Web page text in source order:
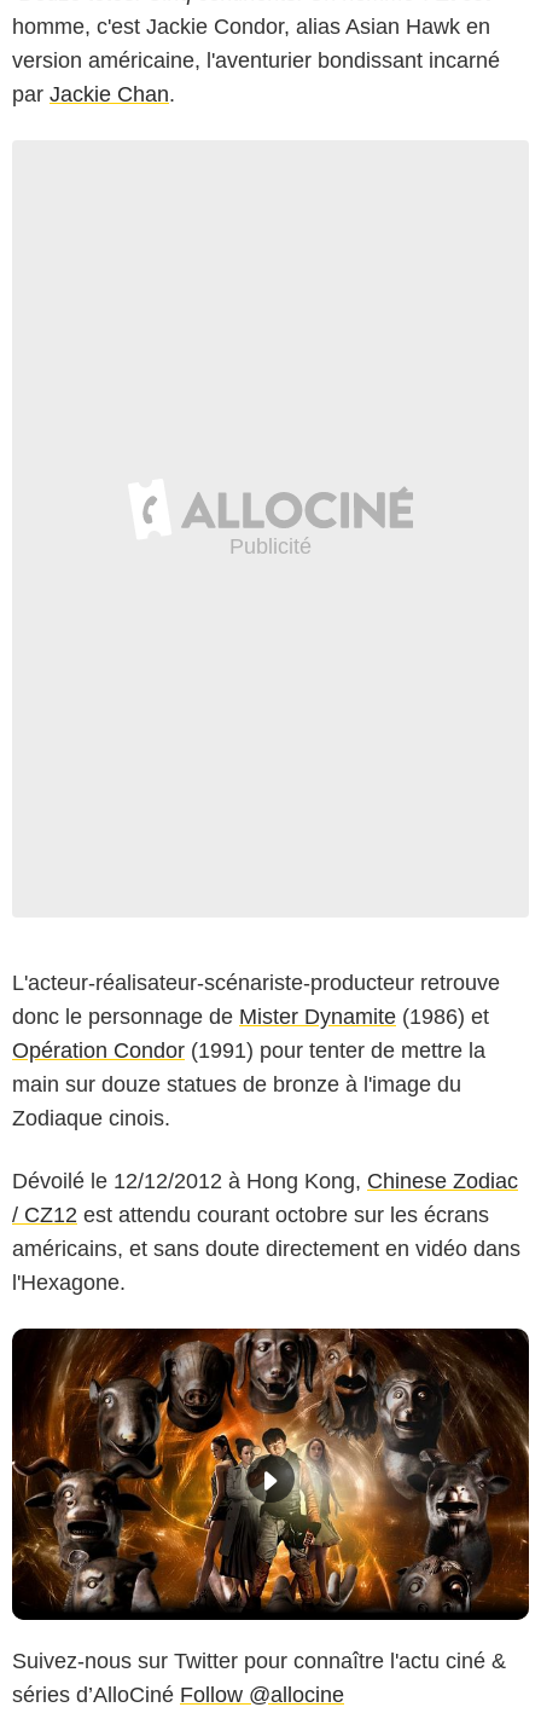
homme, c'est Jackie Condor, alias Asian Hawk en
version américaine, l'aventurier bondissant incarné
par Jackie Chan.
L'acteur-réalisateur-scénariste-producteur retrouve
donc le personnage de Mister Dynamite (1986) et
Opération Condor (1991) pour tenter de mettre la
main sur douze statues de bronze à l'image du
Zodiaque cinois.
Dévoilé le 12/12/2012 à Hong Kong, Chinese Zodiac
/ CZ12 est attendu courant octobre sur les écrans
américains, et sans doute directement en vidéo dans
l'Hexagone.
Suivez-nous sur Twitter pour connaître l'actu ciné &
séries d’AlloCiné Follow @allocine